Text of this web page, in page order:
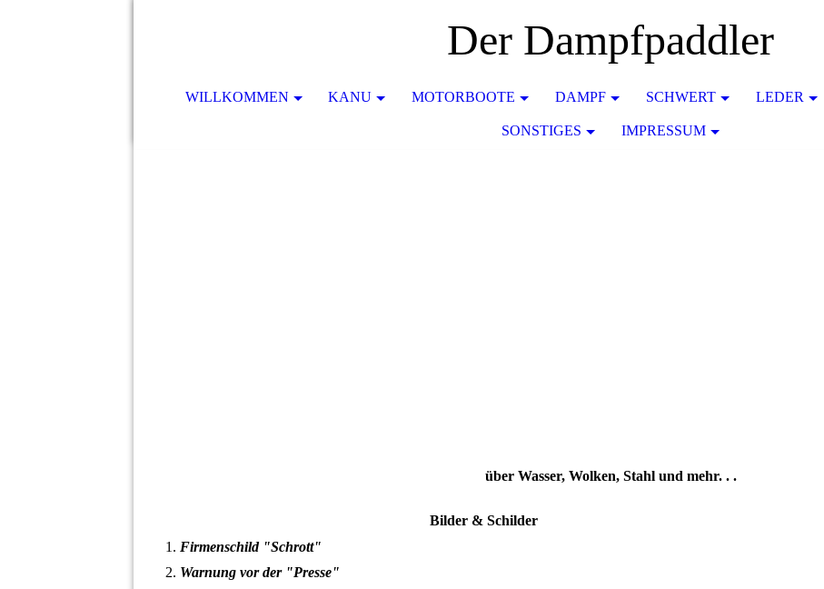
Der Dampfpaddler
WILLKOMMEN KANU MOTORBOOTE DAMPF SCHWERT LEDER
SONSTIGES IMPRESSUM
über Wasser, Wolken, Stahl und mehr. . .
Bilder & Schilder
Firmenschild "Schrott"
Warnung vor der "Presse"